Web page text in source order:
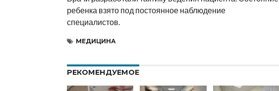
ребенка взято под постоянное наблюдение
специалистов.
МЕДИЦИНА
РЕКОМЕНДУЕМОЕ